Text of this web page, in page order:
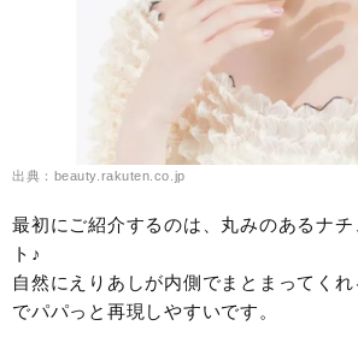
出典：beauty.rakuten.co.jp
最初にご紹介するのは、丸みのあるナ
ト♪
自然にえりあしが内側でまとまってく
でパパっと再現しやすいです。